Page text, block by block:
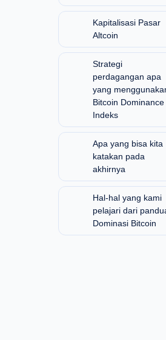
Kapitalisasi Pasar
Altcoin
Strategi
perdagangan apa
yang
menggunakan
Bitcoin
Indeks
Apa yang bisa kita
katakan pada
akhirnya
Hal-hal yang
pelajari dari
panduan